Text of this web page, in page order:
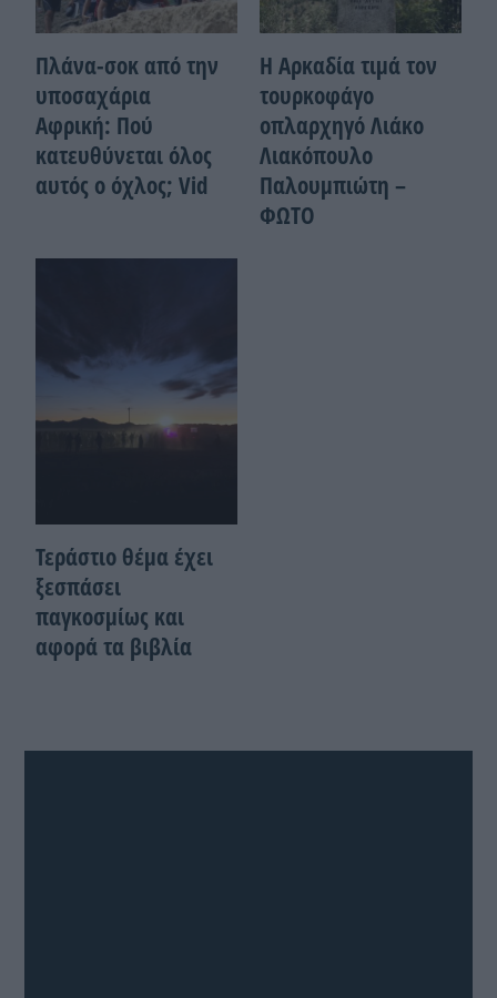
Πλάνα-σοκ από την
υποσαχάρια
Αφρική: Πού
κατευθύνεται όλος
αυτός ο όχλος; Vid
Η Αρκαδία τιμά τον
τουρκοφάγο
οπλαρχηγό Λιάκο
Λιακόπουλο
Παλουμπιώτη –
ΦΩΤΟ
Τεράστιο θέμα έχει
ξεσπάσει
παγκοσμίως και
αφορά τα βιβλία